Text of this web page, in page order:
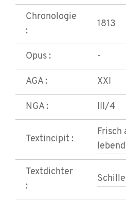
Chronologie
:
1813
Opus : -
AGA : XXI
NGA : III/4
Textincipit :
Frisch
Textdichter
: